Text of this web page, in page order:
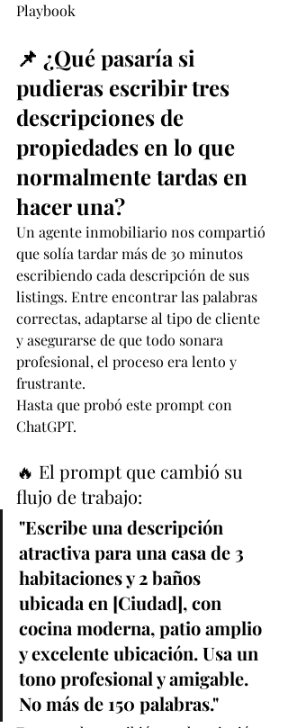
Playbook
📌 ¿Qué pasaría si
pudieras escribir tres
descripciones de
propiedades en lo que
normalmente tardas en
hacer una?
Un agente inmobiliario nos compartió
que solía tardar más de 30 minutos
escribiendo cada descripción de sus
listings. Entre encontrar las palabras
correctas, adaptarse al tipo de cliente
y asegurarse de que todo sonara
profesional, el proceso era lento y
frustrante.
Hasta que probó este prompt con
ChatGPT.
🔥 El prompt que cambió su
flujo de trabajo:
"Escribe una descripción
atractiva para una casa de 3
habitaciones y 2 baños
ubicada en [Ciudad], con
cocina moderna, patio amplio
y excelente ubicación. Usa un
tono profesional y amigable.
No más de 150 palabras."